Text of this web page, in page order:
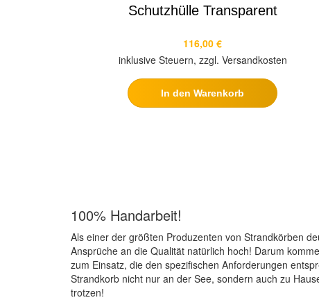
Schutzhülle Transparent
116,00 €
inklusive Steuern, zzgl. Versandkosten
In den Warenkorb
100% Handarbeit!
Als einer der größten Produzenten von Strandkörben
Ansprüche an die Qualität natürlich hoch! Darum
zum Einsatz, die den spezifischen Anforderungen
Strandkorb nicht nur an der See, sondern auch zu
trotzen!